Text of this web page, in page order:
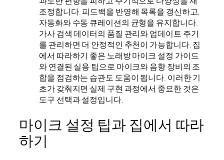
조정합니다. 피드백을 반영해 목록을 갱신하고,
자동화와 수동 큐레이션의 균형을 유지합니다.
가사 검색 데이터의 품질 관리와 업데이트 주기
를 관리하면 더 안정적인 추천이 가능합니다. 집
에서 따라하기 좋은 노래방 마이크 설정 가이드
와 연결된 실용 팁으로 마이크와 음향 장비의 조
합을 점검하는 습관도 도움이 됩니다. 이러한 기
초가 갖춰지면 실제 구현 과정에서 중요한 것은
도구 선택과 설정입니다.
마이크 설정 팁과 집에서 따라
하기